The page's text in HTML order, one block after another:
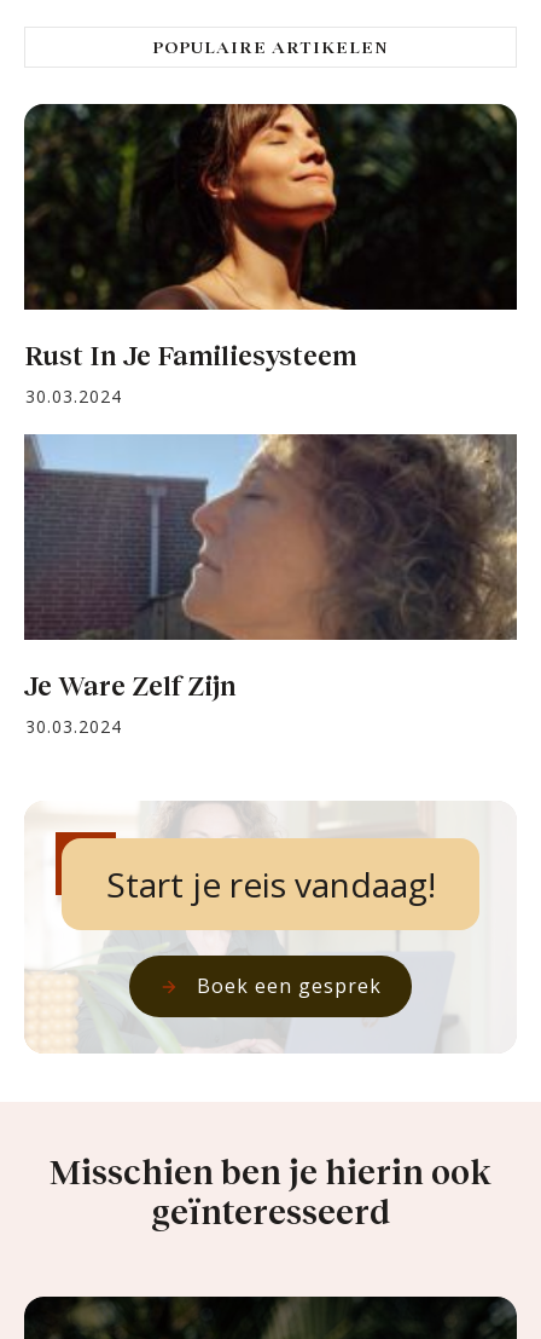
POPULAIRE ARTIKELEN
Rust In Je Familiesysteem
30.03.2024
Je Ware Zelf Zijn
30.03.2024
Start je reis vandaag!
Boek een gesprek
Misschien ben je hierin ook
geïnteresseerd